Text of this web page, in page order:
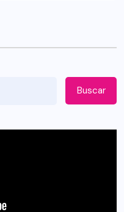
Buscar